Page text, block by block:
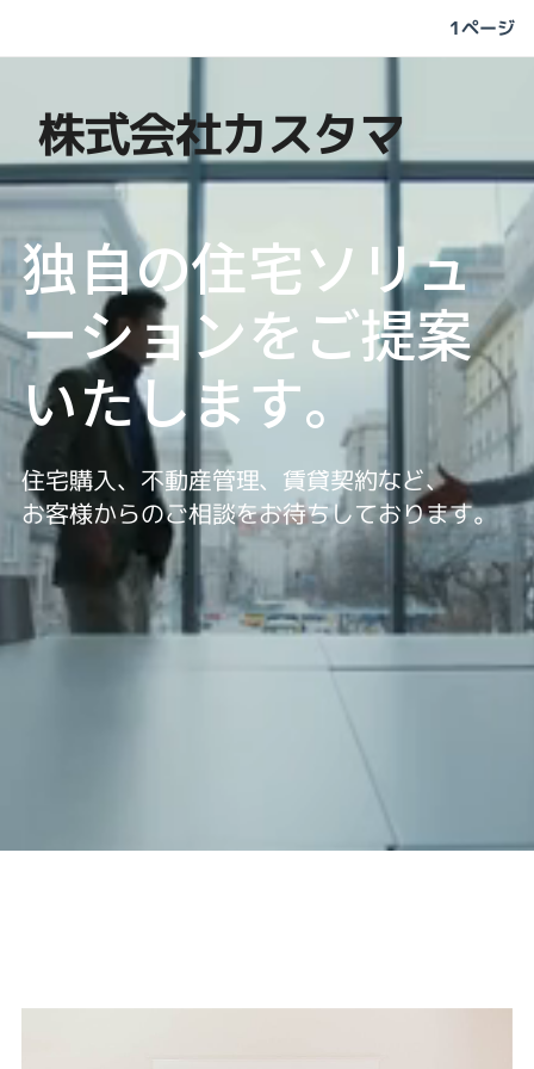
1ページ
物件を見る
株式会社カスタマ
独自の住宅ソ リュ
ーションをご提案
いたします。
住宅購入、不動産管理、賃貸契約など、
お客様からのご相談をお待ちしております。